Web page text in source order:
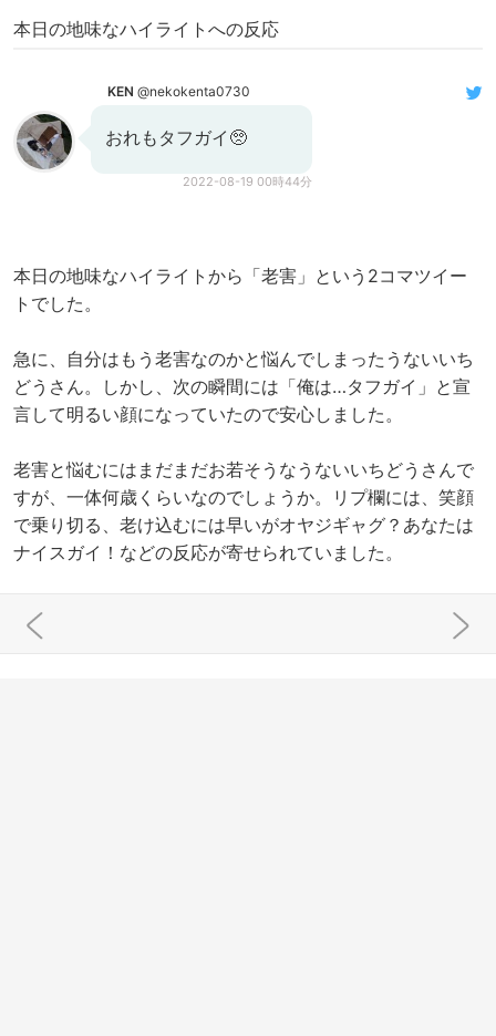
本日の地味なハイライトへの反応
KEN @nekokenta0730
おれもタフガイ🥺
2022-08-19 00時44分
本日の地味なハイライトから「老害」という2コマツイー
トでした。
急に、自分はもう老害なのかと悩んでしまったうないいち
どうさん。しかし、次の瞬間には「俺は…タフガイ」と宣
言して明るい顔になっていたので安心しました。
老害と悩むにはまだまだお若そうなうないいちどうさんで
すが、一体何歳くらいなのでしょうか。リプ欄には、笑顔
で乗り切る、老け込むには早いがオヤジギャグ？あなたは
ナイスガイ！などの反応が寄せられていました。